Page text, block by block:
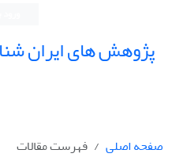
پژوهش های ایران
صفحه اصلی
فهرست مقالات